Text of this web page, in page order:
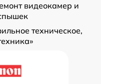
видеокамер и
техническое,